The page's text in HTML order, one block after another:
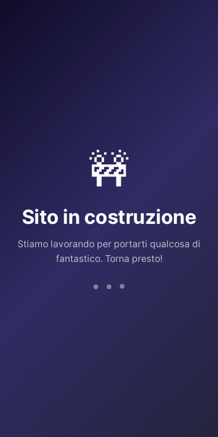
🚧
Sito in costruzione
Stiamo lavorando per portarti qualcosa di
fantastico. Torna presto!